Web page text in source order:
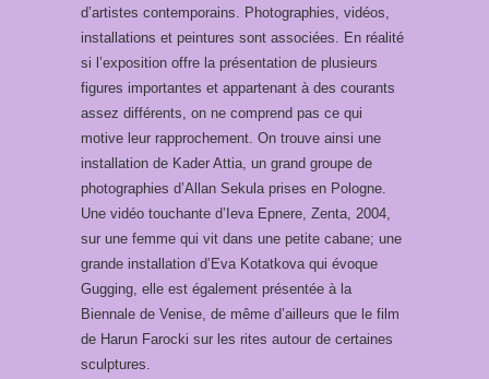
d’artistes contemporains. Photographies, vidéos,
installations et peintures sont associées. En réalité
si l’exposition offre la présentation de plusieurs
figures importantes et appartenant à des courants
assez différents, on ne comprend pas ce qui
motive leur rapprochement. On trouve ainsi une
installation de Kader Attia, un grand groupe de
photographies d’Allan Sekula prises en Pologne.
Une vidéo touchante d’Ieva Epnere, Zenta, 2004,
sur une femme qui vit dans une petite cabane; une
grande installation d’Eva Kotatkova qui évoque
Gugging, elle est également présentée à la
Biennale de Venise, de même d’ailleurs que le film
de Harun Farocki sur les rites autour de certaines
sculptures.